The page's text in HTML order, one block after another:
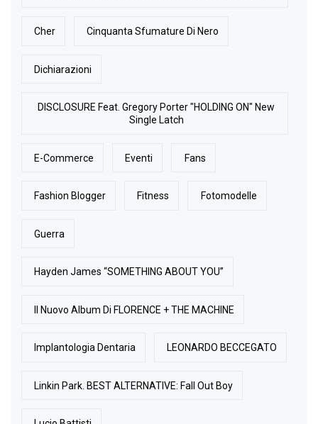
Cher Cinquanta Sfumature Di Nero
Dichiarazioni
DISCLOSURE Feat. Gregory Porter "HOLDING ON" New
Single Latch
E-Commerce Eventi Fans
Fashion Blogger Fitness Fotomodelle
Guerra
Hayden James “SOMETHING ABOUT YOU”
Il Nuovo Album Di FLORENCE + THE MACHINE
Implantologia Dentaria LEONARDO BECCEGATO
Linkin Park. BEST ALTERNATIVE: Fall Out Boy